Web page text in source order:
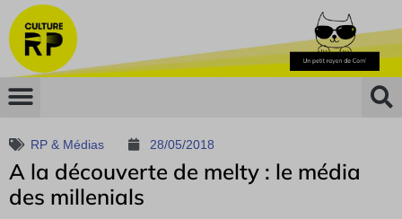
RP & Médias 28/05/2018
A la découverte de melty : le média
des millenials